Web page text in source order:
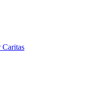
Caritas